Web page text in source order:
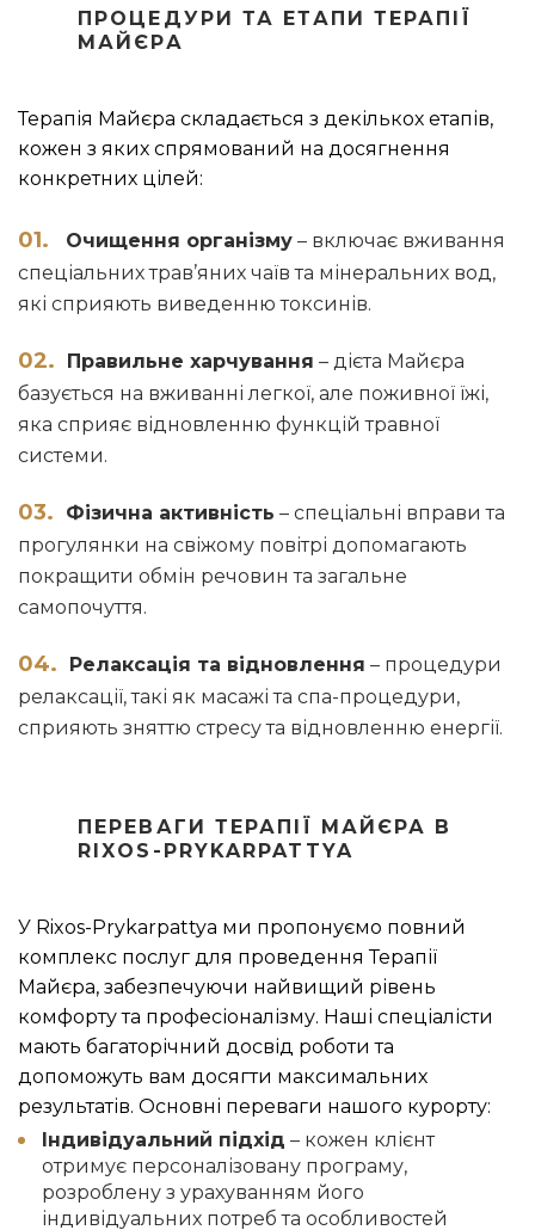
ПРОЦЕДУРИ ТА ЕТАПИ ТЕРАПІЇ
МАЙЄРА
Терапія Майєра складається з декількох етапів,
кожен з яких спрямований на досягнення
конкретних цілей:
Очищення організму – включає вживання
спеціальних трав’яних чаїв та мінеральних вод,
які сприяють виведенню токсинів.
Правильне харчування – дієта Майєра
базується на вживанні легкої, але поживної їжі,
яка сприяє відновленню функцій травної
системи.
Фізична активність – спеціальні вправи та
прогулянки на свіжому повітрі допомагають
покращити обмін речовин та загальне
самопочуття.
Релаксація та відновлення – процедури
релаксації, такі як масажі та спа-процедури,
сприяють зняттю стресу та відновленню енергії.
ПЕРЕВАГИ ТЕРАПІЇ МАЙЄРА В
RIXOS-PRYKARPATTYA
У Rixos-Prykarpattya ми пропонуємо повний
комплекс послуг для проведення Терапії
Майєра, забезпечуючи найвищий рівень
комфорту та професіоналізму. Наші спеціалісти
мають багаторічний досвід роботи та
допоможуть вам досягти максимальних
результатів. Основні переваги нашого курорту:
Індивідуальний підхід – кожен клієнт
отримує персоналізовану програму,
розроблену з урахуванням його
індивідуальних потреб та особливостей